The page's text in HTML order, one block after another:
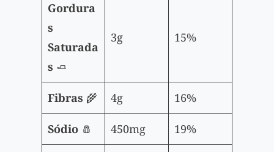
Gordura
s
Saturada
s 🧈
3g 15%
Fibras 🌾 4g 16%
Sódio 🧂 450mg 19%